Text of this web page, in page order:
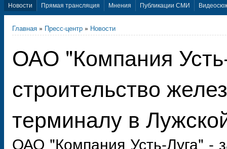
Новости Прямая трансляция Мнения Публикации СМИ
Главная » Пресс-центр » Новости
ОАО "Компания
строительство
терминалу в
ОАО "Компания Усть-Луга" -